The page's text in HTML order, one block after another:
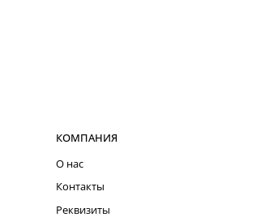
КОМПАНИЯ
О нас
Контакты
Реквизиты